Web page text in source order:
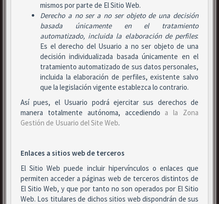
mismos por parte de El Sitio Web.
Derecho a no ser a no ser objeto de una decisión
basada únicamente en el tratamiento
automatizado, incluida la elaboración de perfiles:
Es el derecho del Usuario a no ser objeto de una
decisión individualizada basada únicamente en el
tratamiento automatizado de sus datos personales,
incluida la elaboración de perfiles, existente salvo
que la legislación vigente establezca lo contrario.
Así pues, el Usuario podrá ejercitar sus derechos de
manera totalmente autónoma, accediendo a la Zona
Gestión de Usuario del Site Web.
Enlaces a sitios web de terceros
El Sitio Web puede incluir hipervínculos o enlaces que
permiten acceder a páginas web de terceros distintos de
El Sitio Web, y que por tanto no son operados por El Sitio
Web. Los titulares de dichos sitios web dispondrán de sus